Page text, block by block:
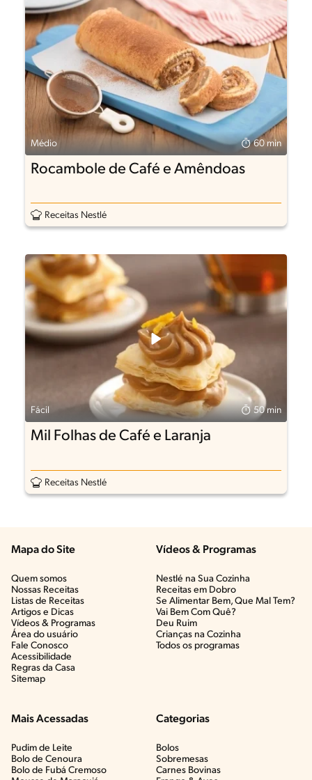
Médio 60 min
Rocambole de Café e Amêndoas
Receitas Nestlé
Fácil 50 min
Mil Folhas de Café e Laranja
Receitas Nestlé
Mapa do Site
Quem somos
Nossas Receitas
Listas de Receitas​
Artigos e Dicas​
Vídeos & Programas​
Área do usuário
Fale Conosco
Acessibilidade
Regras da Casa
Sitemap
Vídeos & Programas​
Nestlé na Sua Cozinha
Receitas em Dobro
Se Alimentar Bem, Que Mal Tem?​
Vai Bem Com Quê?​
Deu Ruim​
Crianças na Cozinha​
Todos os programas
Mais Acessadas
Pudim de Leite
Bolo de Cenoura
Bolo de Fubá Cremoso
Categorias
Bolos
Sobremesas
Carnes Bovinas​